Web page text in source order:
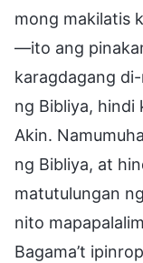
mong makilatis
—ito ang
karagdagang
ng Bibliya, hindi
Akin.
ng Bibliya, at
matutulungan
nito
Bagama’t